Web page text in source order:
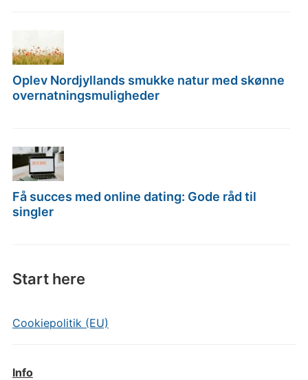
Oplev Nordjyllands smukke natur med skønne
overnatningsmuligheder
Få succes med online dating: Gode råd til
singler
Start here
Cookiepolitik (EU)
Info